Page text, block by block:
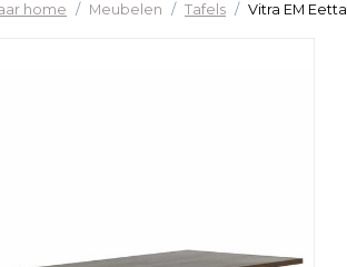
home Meubelen Tafels Vitra EM